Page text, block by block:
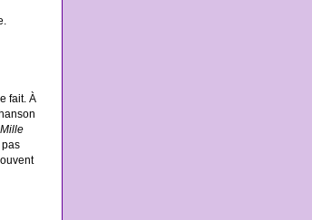
fait. À
Mille
pas